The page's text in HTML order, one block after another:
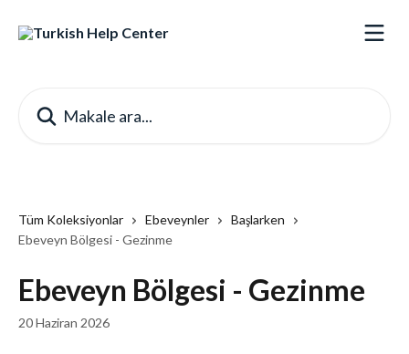
Tüm Koleksiyonlar Ebeveynler
Başlarken
Ebeveyn Bölgesi - Gezinme
Ebeveyn Bölgesi - Gezinme
20 Haziran 2026